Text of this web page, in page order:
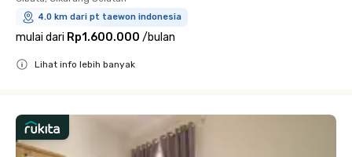
4.0 km dari pt taewon indonesia
mulai dari Rp1.600.000 /bulan
Lihat info lebih banyak